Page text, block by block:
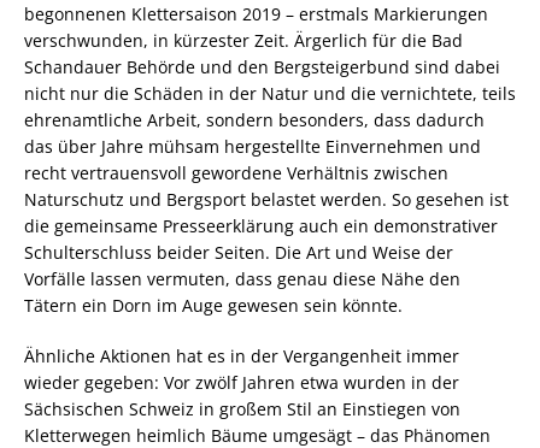
begonnenen Klettersaison 2019 – erstmals Markierungen
verschwunden, in kürzester Zeit. Ärgerlich für die Bad
Schandauer Behörde und den Bergsteigerbund sind dabei
nicht nur die Schäden in der Natur und die vernichtete, teils
ehrenamtliche Arbeit, sondern besonders, dass dadurch
das über Jahre mühsam hergestellte Einvernehmen und
recht vertrauensvoll gewordene Verhältnis zwischen
Naturschutz und Bergsport belastet werden. So gesehen ist
die gemeinsame Presseerklärung auch ein demonstrativer
Schulterschluss beider Seiten. Die Art und Weise der
Vorfälle lassen vermuten, dass genau diese Nähe den
Tätern ein Dorn im Auge gewesen sein könnte.
Ähnliche Aktionen hat es in der Vergangenheit immer
wieder gegeben: Vor zwölf Jahren etwa wurden in der
Sächsischen Schweiz in großem Stil an Einstiegen von
Kletterwegen heimlich Bäume umgesägt – das Phänomen